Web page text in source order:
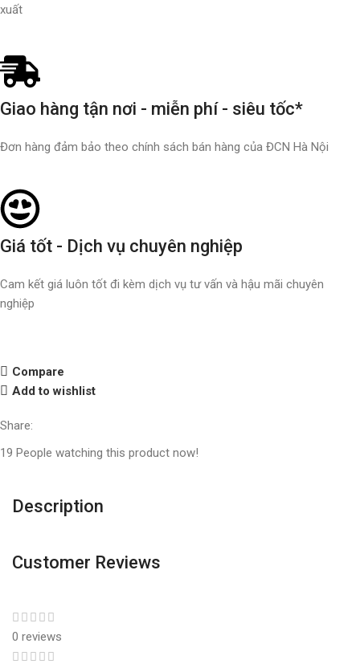
xuất
Giao hàng tận nơi - miễn phí - siêu tốc*
Đơn hàng đảm bảo theo chính sách bán hàng của ĐCN Hà Nội
Giá tốt - Dịch vụ chuyên nghiệp
Cam kết giá luôn tốt đi kèm dịch vụ tư vấn và hậu mãi chuyên
nghiệp
Compare
Add to wishlist
Share:
19 People watching this product now!
Description
Customer Reviews
0 reviews